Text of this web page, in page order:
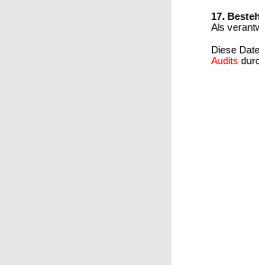
17.
Als
Diese
Audits